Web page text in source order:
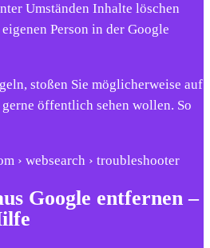
Umständen Inhalte löschen
Person in der Google
stoßen Sie möglicherweise auf
öffentlich sehen wollen. So
› websearch › troubleshooter
Google entfernen –